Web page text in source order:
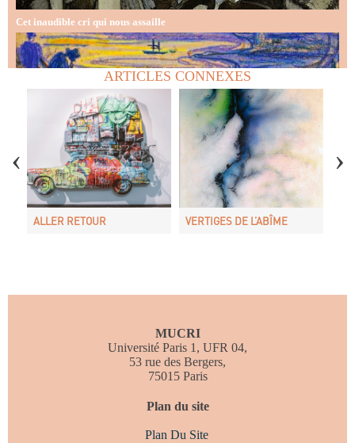
Cet inaudible cri qui nous assaille
Préséances
ARTICLES CONNEXES
ALLER RETOUR VERTIGES DE L’ABÎME
MUCRI
Université Paris 1, UFR 04,
53 rue des Bergers,
75015 Paris
Plan du site
Plan Du Site